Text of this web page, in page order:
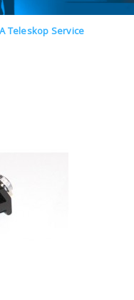
SARANNO EVASI
Teleskop Service